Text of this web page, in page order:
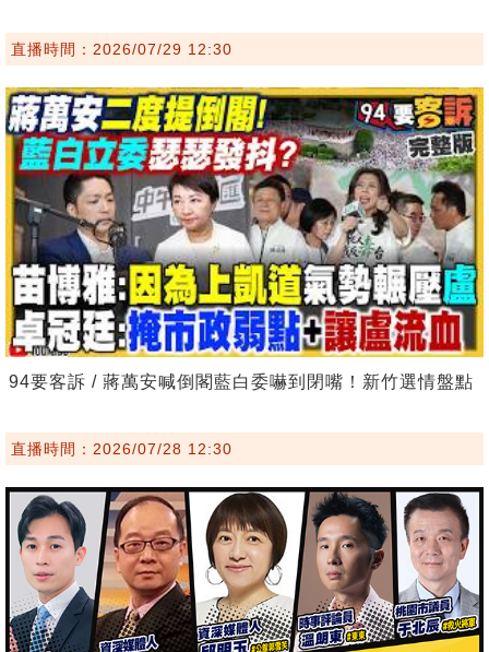
直播時間：2026/07/29 12:30
94要客訴 / 蔣萬安喊倒閣藍白委嚇到閉嘴！新竹選情盤點
直播時間：2026/07/28 12:30